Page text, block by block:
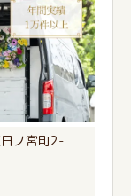
ノ宮町2-